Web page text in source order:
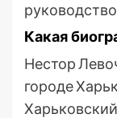
Какая
Нестор
городе